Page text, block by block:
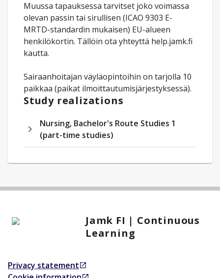
Muussa tapauksessa tarvitset joko voimassa
olevan passin tai sirullisen (ICAO 9303 E-
MRTD-standardin mukaisen) EU-alueen
henkilökortin. Tällöin ota yhteyttä help.jamk.fi
kautta.
Sairaanhoitajan väyläopintoihin on tarjolla 10
paikkaa (paikat ilmoittautumisjärjestyksessä).
Study realizations
Nursing, Bachelor's Route Studies 1
(part-time studies)
Jamk FI | Continuous
Learning
Privacy statement
Opens in a new tab